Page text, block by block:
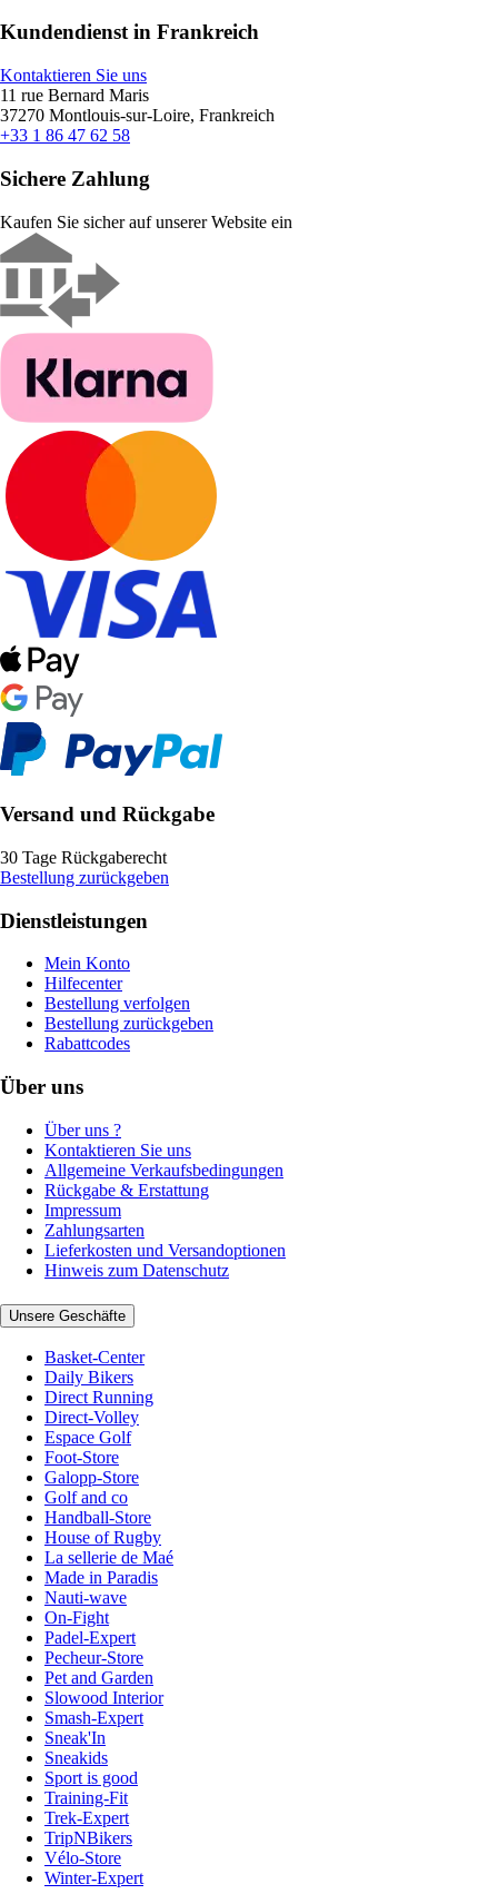
Kundendienst in Frankreich
Kontaktieren Sie uns
11 rue Bernard Maris
37270 Montlouis-sur-Loire, Frankreich
+33 1 86 47 62 58
Sichere Zahlung
Kaufen Sie sicher auf unserer Website ein
Versand und Rückgabe
30 Tage Rückgaberecht
Bestellung zurückgeben
Dienstleistungen
Mein Konto
Hilfecenter
Bestellung verfolgen
Bestellung zurückgeben
Rabattcodes
Über uns
Über uns ?
Kontaktieren Sie uns
Allgemeine Verkaufsbedingungen
Rückgabe & Erstattung
Impressum
Zahlungsarten
Lieferkosten und Versandoptionen
Hinweis zum Datenschutz
Unsere Geschäfte
Basket-Center
Daily Bikers
Direct Running
Direct-Volley
Espace Golf
Foot-Store
Galopp-Store
Golf and co
Handball-Store
House of Rugby
La sellerie de Maé
Made in Paradis
Nauti-wave
On-Fight
Padel-Expert
Pecheur-Store
Pet and Garden
Slowood Interior
Smash-Expert
Sneak'In
Sneakids
Sport is good
Training-Fit
Trek-Expert
TripNBikers
Vélo-Store
Winter-Expert